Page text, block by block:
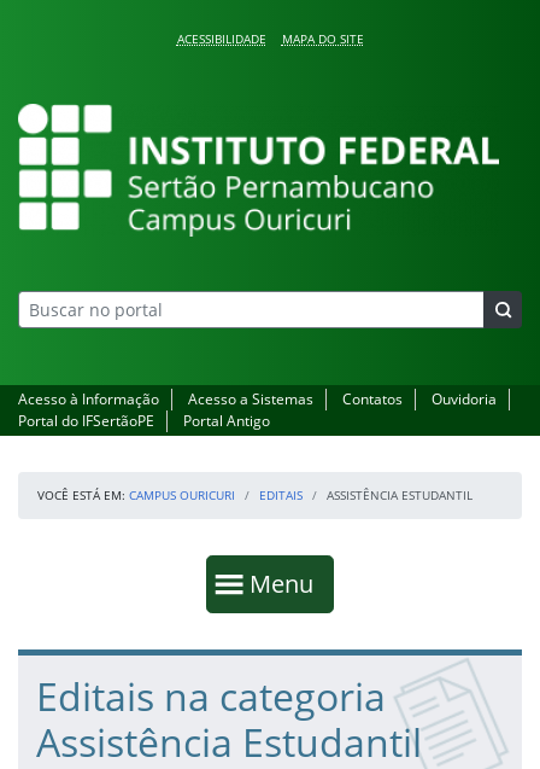
ACESSIBILIDADE MAPA DO SITE
Campus Ouricuri
Acesso à Informação Acesso a Sistemas Contatos
Ouvidoria
Portal do IFSertãoPE
Portal Antigo
VOCÊ ESTÁ EM: CAMPUS OURICURI EDITAIS ASSISTÊNCIA ESTUDANTIL
Mostrar
Menu
Fim da navegação
Início do conteúdo
Editais na categoria
Assistência Estudantil